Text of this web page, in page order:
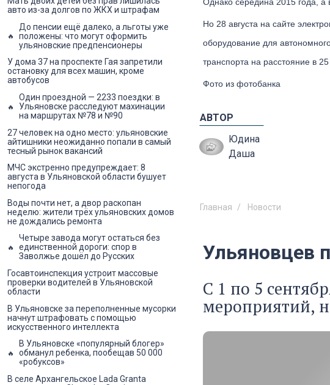
Но 28 августа на сайте
оборудование для
транспорта на расстояние в
Фото из фотобанка
АВТОР
Юдина
Даша
Главная Новости
Ульяновцев
С 1 по 5
мероприятий,
авто из-за долгов по ЖКХ и штрафам
До пенсии ещё далеко, а льготы уже
положены: что могут оформить
ульяновские предпенсионеры
У дома 37 на проспекте Гая запретили
остановку для всех машин, кроме
автобусов
Один проездной — 2233 поездки: в
Ульяновске расследуют махинации
на маршрутах №78 и №90
27 человек на одно место: ульяновские
айтишники неожиданно попали в самый
тесный рынок вакансий
МЧС экстренно предупреждает: 8
августа в Ульяновской области бушует
непогода
Воды почти нет, а двор раскопан
неделю: жители трёх ульяновских домов
не дождались ремонта
Четыре завода могут остаться без
единственной дороги: спор в
Заволжье дошёл до Русских
Госавтоинспекция устроит массовые
проверки водителей в Ульяновской
области
В Ульяновске за переполненные мусорки
начнут штрафовать с помощью
искусственного интеллекта
В Ульяновске «популярный блогер»
обманул ребенка, пообещав 50 000
«робуксов»
В селе Архангельское Lada Granta